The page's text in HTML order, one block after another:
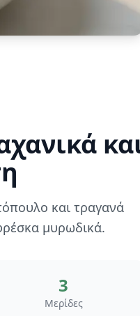
και τραγανά
μυρωδικά.
3
Μερίδες